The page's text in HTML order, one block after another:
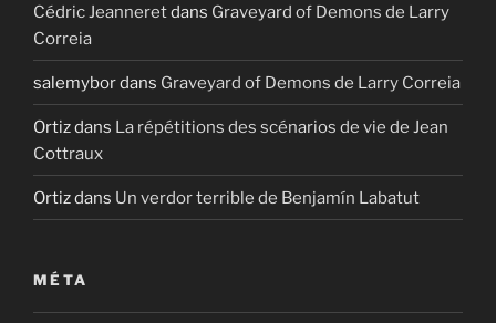
Cédric Jeanneretdans Graveyard of Demons de Larry
Correia
salemybordans Graveyard of Demons de Larry Correia
Ortizdans La répétitions des scénarios de vie de Jean
Cottraux
Ortizdans Un verdor terrible de Benjamín Labatut
MÉTA